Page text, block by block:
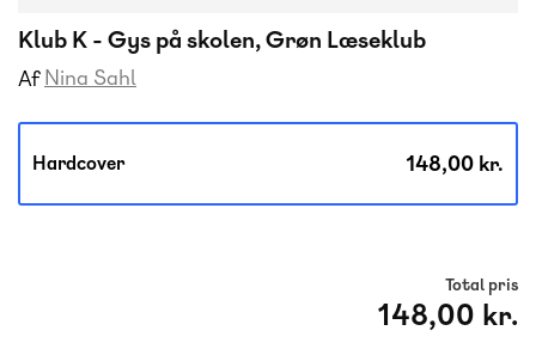
Klub K - Gys på skolen, Grøn Læseklub
Af Nina Sahl
Hardcover 148,00 kr.
Total pris
148,00 kr.